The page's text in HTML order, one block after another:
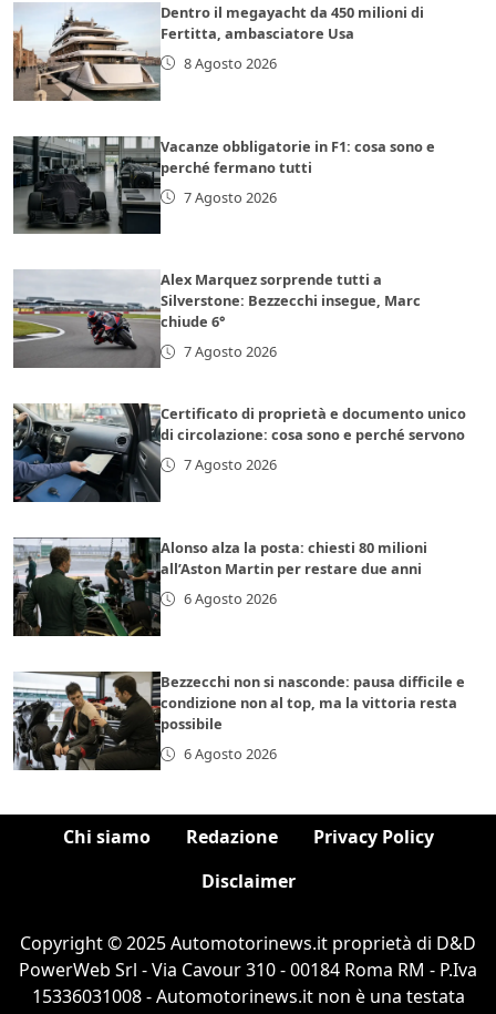
Dentro il megayacht da 450 milioni di
Fertitta, ambasciatore Usa
8 Agosto 2026
Vacanze obbligatorie in F1: cosa sono e
perché fermano tutti
7 Agosto 2026
Alex Marquez sorprende tutti a
Silverstone: Bezzecchi insegue, Marc
chiude 6°
7 Agosto 2026
Certificato di proprietà e documento unico
di circolazione: cosa sono e perché servono
7 Agosto 2026
Alonso alza la posta: chiesti 80 milioni
all’Aston Martin per restare due anni
6 Agosto 2026
Bezzecchi non si nasconde: pausa difficile e
condizione non al top, ma la vittoria resta
possibile
6 Agosto 2026
Chi siamo Redazione
Privacy Policy
Disclaimer
Copyright © 2025 Automotorinews.it proprietà di D&D
PowerWeb Srl - Via Cavour 310 - 00184 Roma RM - P.Iva
15336031008 - Automotorinews.it non è una testata